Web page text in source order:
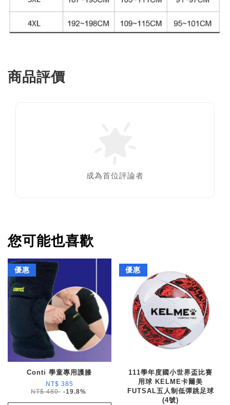
商品評價
成為首位評論者
您可能也喜歡
優惠
Conti 學童專用護膝
NT$ 385
NT$ 480 -19.8%
優惠
111學年度國小世界盃比賽
用球 KELME卡爾美
FUTSAL五人制低彈跳足球
(4號)